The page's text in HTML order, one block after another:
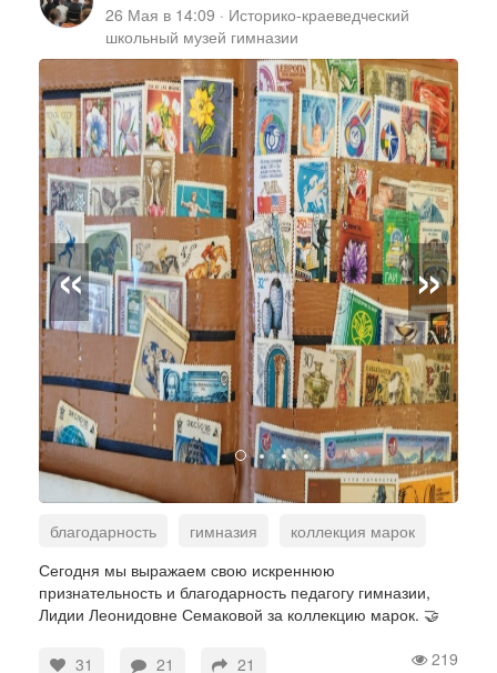
26 Мая в 14:09 · Историко-краеведческий
школьный музей гимназии
« »
благодарность гимназия
коллекция марок
Сегодня мы выражаем свою искреннюю
признательность и благодарность педагогу гимназии,
Лидии Леонидовне Семаковой за коллекцию марок. 🤝
219
31 21 21